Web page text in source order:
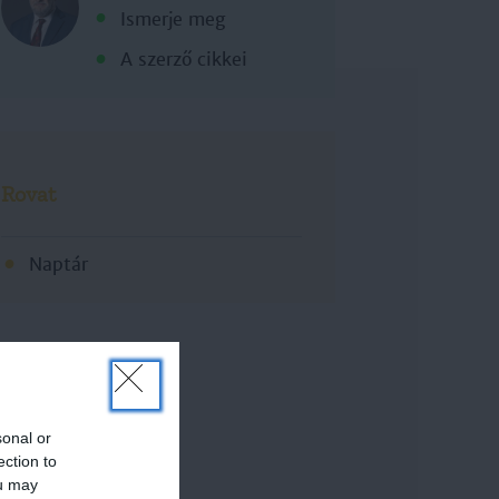
or
to
may
Ismerje meg
A szerző cikkei
Rovat
Naptár